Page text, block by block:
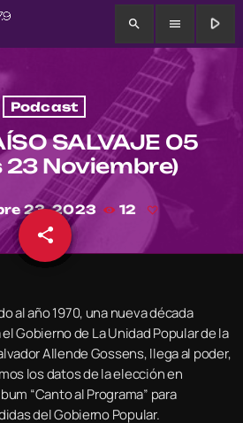
search menu play_arrow
Podcast
SALVAJE 05
23 Noviembre)
23, 2023 12
share
email
al año 1970, una nueva década
Gobierno de La Unidad Popular de la
Allende Gossens, llega al poder,
los datos de la elección en
“Canto al Programa” para
del Gobierno Popular.